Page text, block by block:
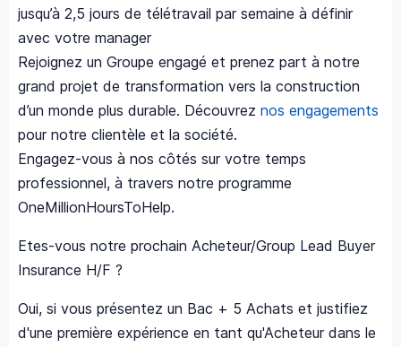
jusqu’à 2,5 jours de télétravail par semaine à définir
avec votre manager
Rejoignez un Groupe engagé et prenez part à notre
grand projet de transformation vers la construction
d’un monde plus durable. Découvrez nos engagements
pour notre clientèle et la société.
Engagez-vous à nos côtés sur votre temps
professionnel, à travers notre programme
OneMillionHoursToHelp.
Etes-vous notre prochain Acheteur/Group Lead Buyer
Insurance H/F ?
Oui, si vous présentez un Bac + 5 Achats et justifiez
d'une première expérience en tant qu'Acheteur dans le